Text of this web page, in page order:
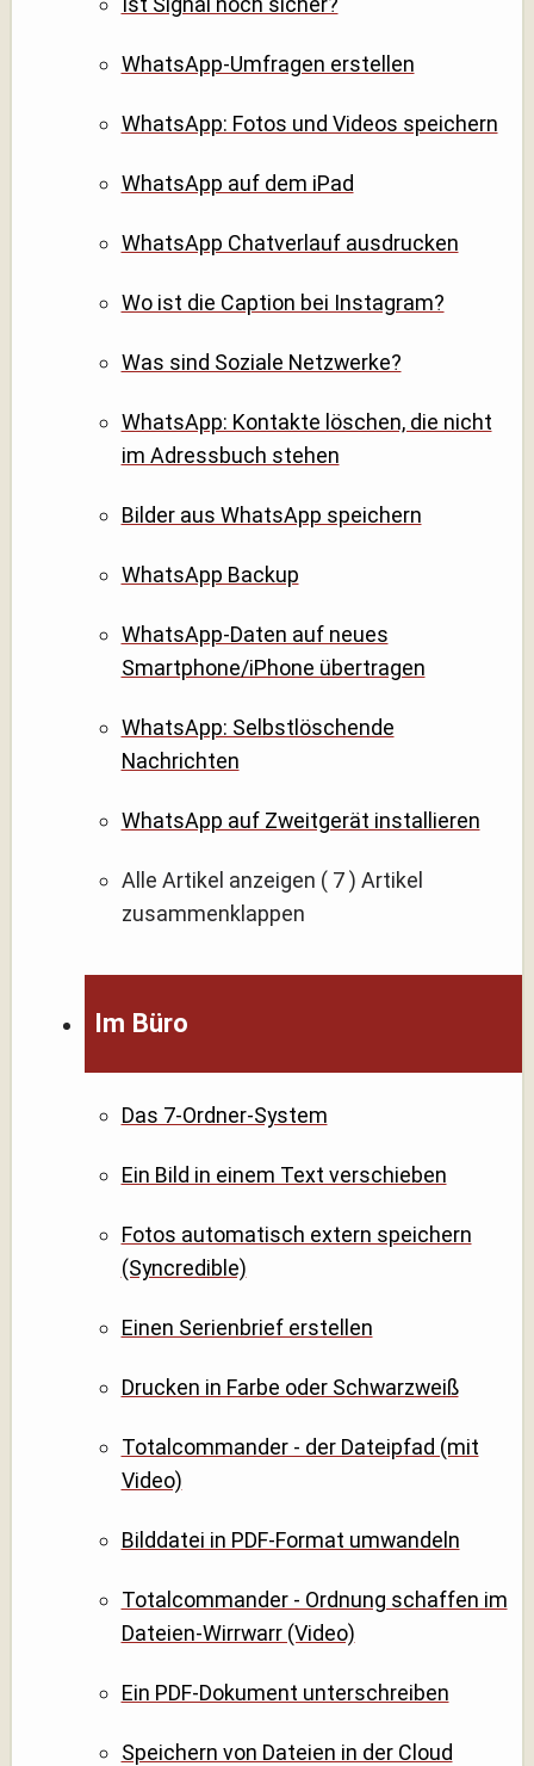
WhatsApp-Umfragen erstellen
WhatsApp: Fotos und Videos speichern
WhatsApp auf dem iPad
WhatsApp Chatverlauf ausdrucken
Wo ist die Caption bei Instagram?
Was sind Soziale Netzwerke?
WhatsApp: Kontakte löschen, die nicht
im Adressbuch stehen
Bilder aus WhatsApp speichern
WhatsApp Backup
WhatsApp-Daten auf neues
Smartphone/iPhone übertragen
WhatsApp: Selbstlöschende
Nachrichten
WhatsApp auf Zweitgerät installieren
Alle Artikel anzeigen ( 7 ) Artikel
zusammenklappen
Im Büro
Das 7-Ordner-System
Ein Bild in einem Text verschieben
Fotos automatisch extern speichern
(Syncredible)
Einen Serienbrief erstellen
Drucken in Farbe oder Schwarzweiß
Totalcommander - der Dateipfad (mit
Video)
Bilddatei in PDF-Format umwandeln
Totalcommander - Ordnung schaffen im
Dateien-Wirrwarr (Video)
Ein PDF-Dokument unterschreiben
Speichern von Dateien in der Cloud